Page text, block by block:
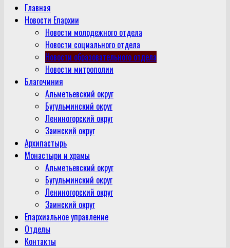
Главная
Новости Епархии
Новости молодежного отдела
Новости социального отдела
Новости образовательного отдела
Новости митрополии
Благочиния
Альметьевский округ
Бугульминский округ
Лениногорский округ
Заинский округ
Архипастырь
Монастыри и храмы
Альметьевский округ
Бугульминский округ
Лениногорский округ
Заинский округ
Епархиальное управление
Отделы
Контакты